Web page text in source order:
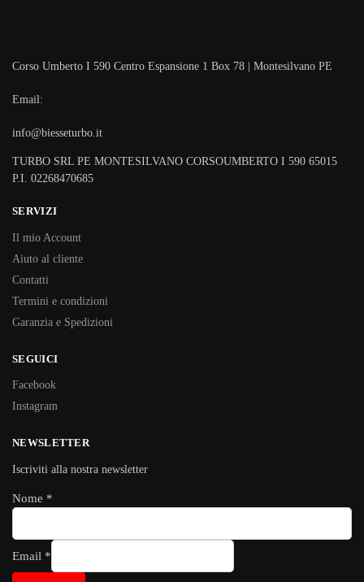
Corso Umberto I 590 Centro Espansione 1 Box 78 | Montesilvano PE
Email:
info@biesseturbo.it
TURBO SRL PE MONTESILVANO CORSOUMBERTO I 590 65015
P.I. 02268470685
SERVIZI
Il mio Account
Aiuto al cliente
Contatti
Termini e condizioni
Garanzia e Spedizioni
SEGUICI
Facebook
Instagram
NEWSLETTER
Iscriviti alla nostra newsletter
Nome *
Email *